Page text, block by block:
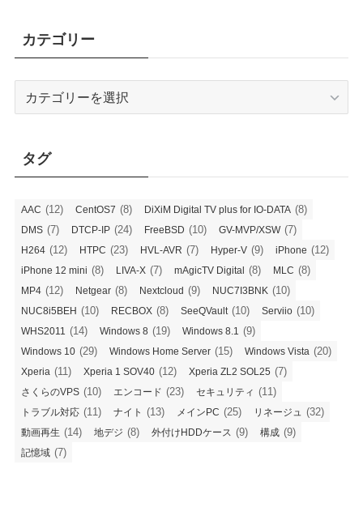
ブ
カテゴリー
ー
タグ
AAC (12) CentOS7 (8) DiXiM Digital TV plus for IO-DATA (8)
DMS (7) DTCP-IP (24) FreeBSD (10) GV-MVP/XSW(7)
H264 (12) HTPC (23) HVL-AVR (7) Hyper-V (9) iPhone (12)
iPhone 12 mini (8) LIVA-X (7) mAgicTV Digital (8) MLC (8)
MP4 (12) Netgear (8) Nextcloud (9) NUC7I3BNK (10)
NUC8i5BEH (10) RECBOX (8) SeeQVault(10) Serviio (10)
WHS2011 (14) Windows 8 (19) Windows 8.1 (9)
Windows 10 (29) Windows Home Server (15) Windows Vista (20)
Xperia (11) Xperia 1 SOV40 (12) Xperia ZL2 SOL25 (7)
さくらのVPS (10) エンコード (23) セキュリティ (11)
トラブル対応 (11) ナイト (13) メインPC (25) リネージュ (32)
動画再生 (14) 地デジ (8) 外付けHDDケース (9) 構成 (9)
記憶域 (7)